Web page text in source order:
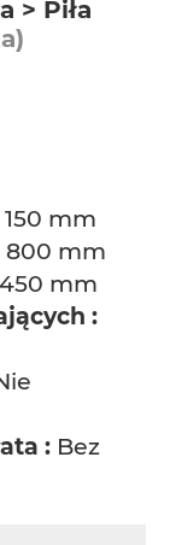
> Piła
150 mm
800 mm
mm
:
: Bez